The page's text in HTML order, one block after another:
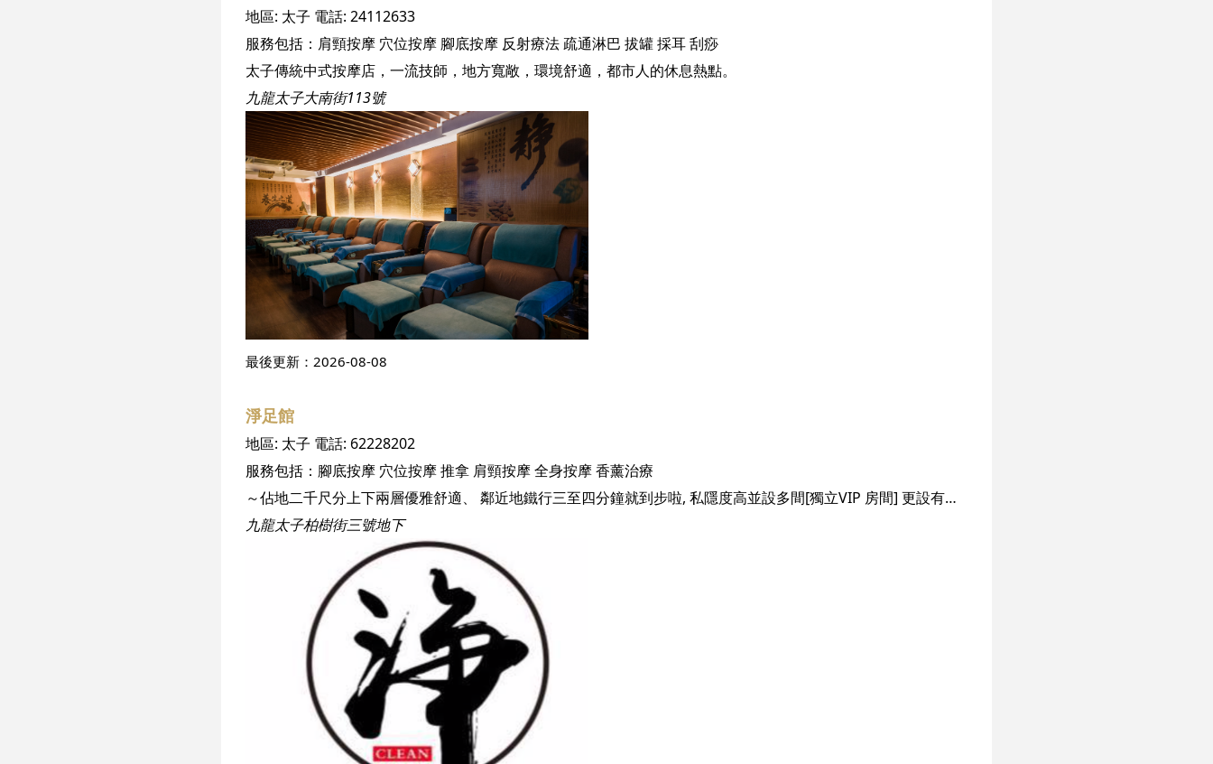
地區: 太子 電話: 24112633
服務包括： 肩頸按摩 穴位按摩 腳底按摩 反射療法疏通淋巴 拔罐採耳刮痧
太子傳統中式按摩店，一流技師，地方寬敞，環境舒適，都市人的休息熱點。
九龍太子大南街113號
最後更新： 2026-08-08
淨足館
地區: 太子 電話: 62228202
服務包括： 腳底按摩 穴位按摩推拿 肩頸按摩全身按摩香薰治療
～佔地二千尺分上下兩層優雅舒適、 鄰近地鐵行三至四分鐘就到步啦, 私隱度高並設多間[獨立VIP 房間] 更設有客人獨立儲物櫃 三五知己來都無問題！ 設有遠紅外線汗蒸腳, 香薰推油按摩,足療，穴位經絡等服務！
九龍太子柏樹街三號地下